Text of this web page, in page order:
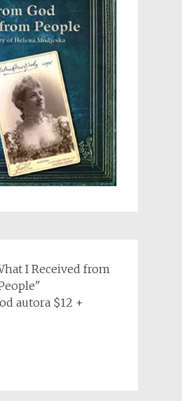
I Received from
autora $12 +